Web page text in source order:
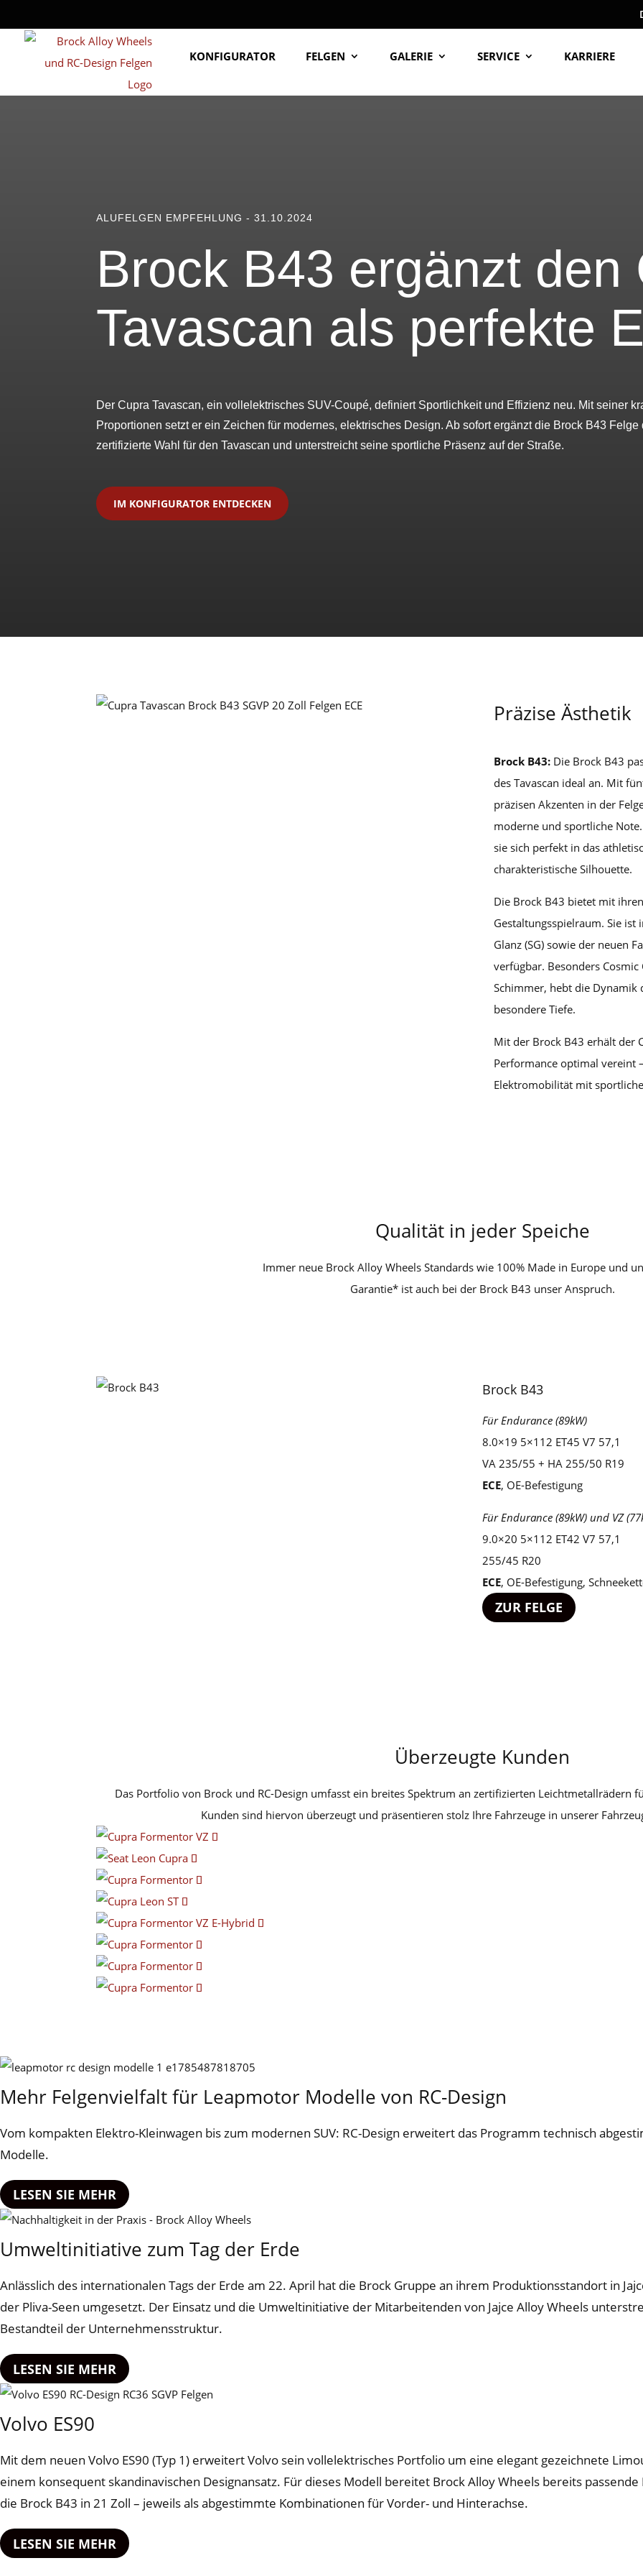
KONFIGURATOR FELGEN GALERIE SERVICE KARRIERE
ALUFELGEN EMPFEHLUNG - 31.10.2024
Brock B43 ergänzt den
Tavascan als perfekte
Der Cupra Tavascan, ein vollelektrisches SUV-Coupé, definiert Sportlichkeit und Effizienz neu. Mit seiner
Proportionen setzt er ein Zeichen für modernes, elektrisches Design. Ab sofort ergänzt die Brock B43
zertifizierte Wahl für den Tavascan und unterstreicht seine sportliche Präsenz auf der Straße.
IM KONFIGURATOR ENTDECKEN
Präzise Ästhetik
Brock B43: Die Brock B43
des Tavascan ideal an. Mit
präzisen Akzenten in der
moderne und sportliche
sie sich perfekt in das
charakteristische Silhouette.
Die Brock B43 bietet mit
Gestaltungsspielraum. Sie ist
Glanz (SG) sowie der neuen
verfügbar. Besonders
Schimmer, hebt die Dynamik
besondere Tiefe.
Mit der Brock B43 erhält der
Performance optimal vereint
Elektromobilität mit
Qualität in jeder Speiche
Immer neue Brock Alloy Wheels Standards wie 100% Made in Europe und
Garantie* ist auch bei der Brock B43 unser Anspruch.
Brock B43
Für Endurance (89kW)
8.0×19 5×112 ET45 V7 57,1
VA 235/55 + HA 255/50 R19
ECE, OE-Befestigung
Für Endurance (89kW) und VZ
9.0×20 5×112 ET42 V7 57,1
255/45 R20
ECE, OE-Befestigung,
ZUR FELGE
Überzeugte Kunden
Das Portfolio von Brock und RC-Design umfasst ein breites Spektrum an zertifizierten Leichtmetallrädern
Kunden sind hiervon überzeugt und präsentieren stolz Ihre Fahrzeuge in unserer
Mehr Felgenvielfalt für Leapmotor Modelle von RC-Design
Vom kompakten Elektro-Kleinwagen bis zum modernen SUV: RC-Design erweitert das Programm technisch
Modelle.
LESEN SIE MEHR
Umweltinitiative zum Tag der Erde
Anlässlich des internationalen Tags der Erde am 22. April hat die Brock Gruppe an ihrem Produktionsstandort in
der Pliva-Seen umgesetzt. Der Einsatz und die Umweltinitiative der Mitarbeitenden von Jajce Alloy Wheels
Bestandteil der Unternehmensstruktur.
LESEN SIE MEHR
Volvo ES90
Mit dem neuen Volvo ES90 (Typ 1) erweitert Volvo sein vollelektrisches Portfolio um eine elegant gezeichnete
einem konsequent skandinavischen Designansatz. Für dieses Modell bereitet Brock Alloy Wheels bereits
die Brock B43 in 21 Zoll – jeweils als abgestimmte Kombinationen für Vorder- und Hinterachse.
LESEN SIE MEHR